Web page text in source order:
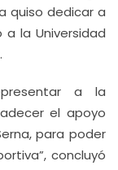
quiso dedicar a
la Universidad
a la
el apoyo
para poder
concluyó